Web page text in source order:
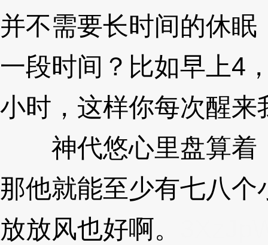
并不需要长时间的休
一段时间？比如早上4
小时，这样你每次醒来
神代悠心里盘算着
那他就能至少有七八
放放风也好啊。